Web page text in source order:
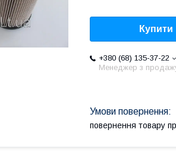
Купити
+380 (68) 135-37-22
Менеджер з
повернення товару